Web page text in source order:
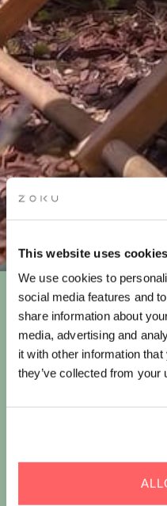
This website uses cookies
We use cookies to
social media features and
share information about
media, advertising and
it with other information
they’ve collected from
FÅ ET
Copenhagen, hvor du kan
Zoku